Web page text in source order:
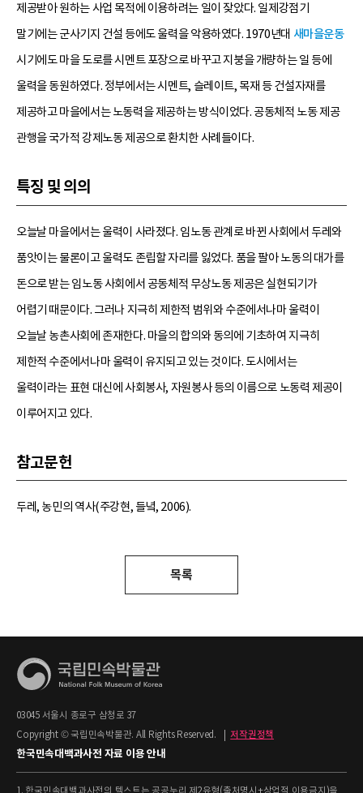
제공받아 원하는 사업 목적에 이용하려는 일이 잦았다. 일제강점기
말기에는 군사기지 건설 등에도 울력을 악용하였다. 1970년대 새마을운동
시기에도 마을 도로를 시멘트 포장으로 바꾸고 지붕을 개량하는 일 등에
울력을 동원하였다. 정부에서는 시멘트, 슬레이트, 목재 등 건설자재를
제공하고 마을에서는 노동력을 제공하는 방식이었다. 공동체적 노동 제공
관행을 국가적 강제노동 제공으로 환치한 사례들이다.
특징 및 의의
오늘날 마을에서는 울력이 사라졌다. 임노동 관계로 바뀐 사회에서 두레와
품앗이는 물론이고 울력도 존립할 자리를 잃었다. 품을 팔아 노동의 대가를
돈으로 받는 임노동 사회에서 공동체적 무상노동 제공은 실현되기가
어렵기 때문이다. 그러나 지극히 제한적 범위와 수준에서나마 울력이
오늘날 농촌사회에 존재한다. 마을의 합의와 동의에 기초하여 지극히
제한적 수준에서나마 울력이 유지되고 있는 것이다. 도시에서는
울력이라는 표현 대신에 사회봉사, 자원봉사 등의 이름으로 노동력 제공이
이루어지고 있다.
참고문헌
두레, 농민의 역사(주강현, 들녘, 2006).
목록
03045 서울시 종로구 삼청로 37
Copyright © 국립민속박물관. All Rights Reserved.
저작권정책
한국민속대백과사전 자료 이용 안내